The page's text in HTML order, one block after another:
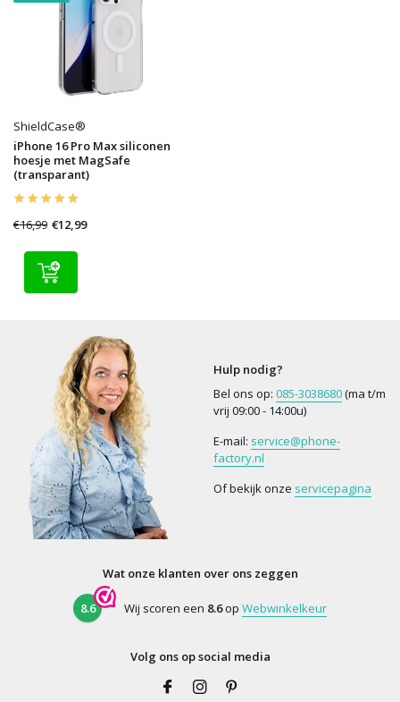
ShieldCase®
iPhone 16 Pro Max siliconen
hoesje met MagSafe
(transparant)
€16,99 €12,99
Hulp nodig?
Bel ons op: 085-3038680(ma t/m
vrij 09:00 - 14:00u)
E-mail: service@phone-
factory.nl
Of bekijk onze servicepagina
Wat onze klanten over ons zeggen
8.6 Wij scoren een 8.6op Webwinkelkeur
Volg ons op social media